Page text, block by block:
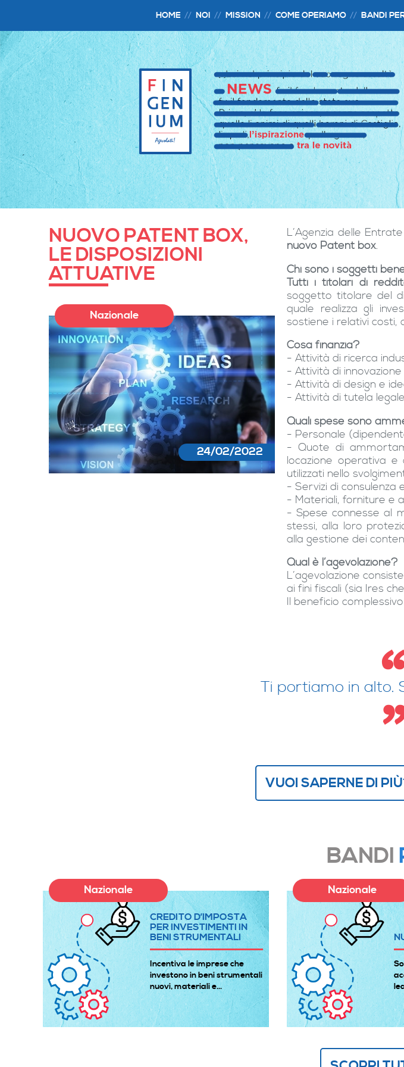
HOME NOI MISSION COME OPERIAMO BANDI
NUOVO PATENT BOX,
LE DISPOSIZIONI
ATTUATIVE
Nazionale
24/02/2022
L’Agenzia delle
nuovo Patent box.
Chi sono i soggetti
Tutti i titolari di
soggetto titolare del
quale realizza gli
sostiene i relativi costi,
Cosa finanzia?
- Attività di ricerca
- Attività di
- Attività di design e
- Attività di tutela
Quali spese sono
- Personale
- Quote di
locazione operativa
utilizzati nello
- Servizi di consulenza
- Materiali, forniture e
- Spese connesse al
stessi, alla loro
alla gestione dei
Qual è l’agevolazione?
L’agevolazione
ai fini fiscali (sia Ires
Il beneficio
Ti portiamo in alto.
VUOI SAPERNE DI
BANDI
Nazionale
CREDITO D’IMPOSTA
PER INVESTIMENTI IN
BENI STRUMENTALI
Incentiva le imprese che
investono in beni strumentali
nuovi, materiali e...
Nazionale